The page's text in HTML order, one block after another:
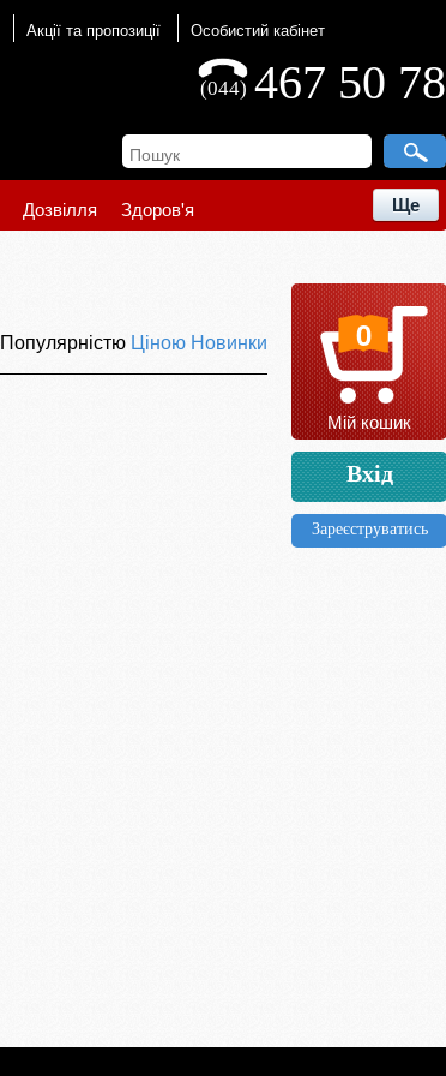
Акції та пропозиції Особистий кабінет
467 50 78
(044)
Дозвілля Здоров'я Ще
Популярністю Ціною Новинки 0
Мій кошик
Вхід
Зареєструватись